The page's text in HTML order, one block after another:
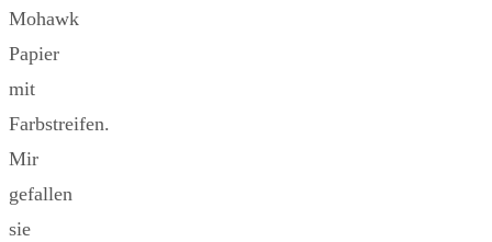
Mohawk
Papier
mit
Farbstreifen.
Mir
gefallen
sie